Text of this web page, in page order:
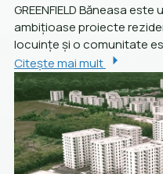
GREENFIELD Băneasa
ambițioase proiecte
locuințe și o comunitate
Citește mai mult